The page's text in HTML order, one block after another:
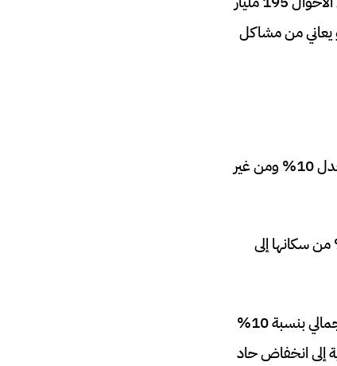
والنفط وهو يعاني من مشاكل
بفضل سياسات زيناوي حققت إثيوبيا أعلى معدلات للنمو الاقتصادي على مدار عقد كامل بمعدل 10% ومن غير
خفض عدد الأشخاص الذين يعيشون في الفقر بشكل كبير من أكثر من 50% من سكانها إلى
قبل صراع تيغراي، شهدت إثيوبيا أكثر من عقد من النمو الملحوظ، مع توسع الناتج المحلي الإجمالي بنسبة 10%
إلى انخفاض حاد